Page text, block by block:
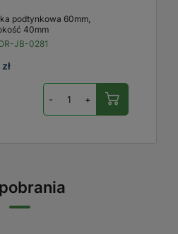
podtynkowa 60mm,
40mm
JB-0281
- +